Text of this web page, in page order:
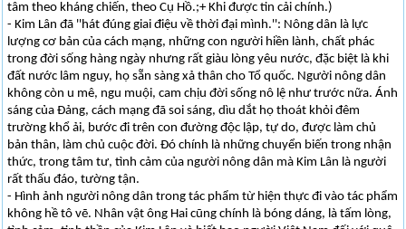
tâm theo kháng chiến, theo Cụ Hồ.;+ Khi được tin cải chính.)
- Kim Lân đã ''hát đúng giai điệu về thời đại mình.'': Nông dân là lực
lượng cơ bản của cách mạng, những con người hiền lành, chất phác
trong đời sống hàng ngày nhưng rất giàu lòng yêu nước, đặc biệt là khi
đất nước lâm nguy, họ sẵn sàng xả thân cho Tổ quốc. Người nông dân
không còn u mê, ngu muội, cam chịu đời sống nô lệ như trước nữa. Ánh
sáng của Đảng, cách mạng đã soi sáng, dìu dắt họ thoát khỏi đêm
trường khổ ải, bước đi trên con đường độc lập, tự do, được làm chủ
bản thân, làm chủ cuộc đời. Đó chính là những chuyển biến trong nhận
thức, trong tâm tư, tình cảm của người nông dân mà Kim Lân là người
rất thấu đáo, tường tận.
- Hình ảnh người nông dân trong tác phẩm từ hiện thực đi vào tác phẩm
không hề tô vẽ. Nhân vật ông Hai cũng chính là bóng dáng, là tấm lòng,